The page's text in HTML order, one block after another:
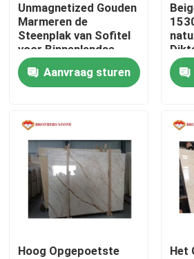
Kwaliteitscontrole
Neem contact met ons op
Nieuws
Gevallen
Vraag een offerte
De Plakken van de granietsteen
Unmagnetized Gouden
Marmeren de
Steenplak van Sofitel
voor Binnenlandse
Muurbekleding
Aanvraag sturen
Hoog Opgepoetste
Het